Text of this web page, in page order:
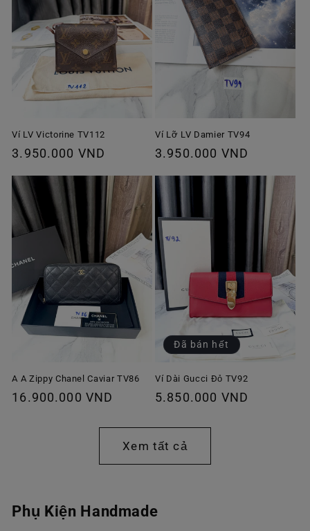
Ví LV Victorine TV112
Giá
thường
3.950.000 VND
Ví Lỡ LV Damier TV94
Giá
thường
3.950.000 VND
A A Zippy Chanel Caviar TV86
Giá
16.900.000 VND
Đã bán hết
Ví Dài Gucci Đỏ TV92
Giá
thường
5.850.000 VND
Xem tất cả
Phụ Kiện Handmade